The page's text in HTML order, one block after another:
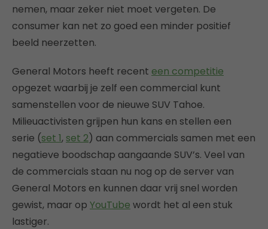
nemen, maar zeker niet moet vergeten. De
consumer kan net zo goed een minder positief
beeld neerzetten.
General Motors heeft recent een competitie
opgezet waarbij je zelf een commercial kunt
samenstellen voor de nieuwe SUV Tahoe.
Milieuactivisten grijpen hun kans en stellen een
serie (set 1, set 2) aan commercials samen met een
negatieve boodschap aangaande SUV’s. Veel van
de commercials staan nu nog op de server van
General Motors en kunnen daar vrij snel worden
gewist, maar op YouTube wordt het al een stuk
lastiger.